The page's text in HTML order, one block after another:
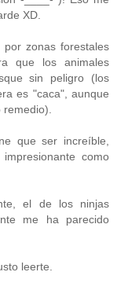
XD.
zonas forestales
que los animales
sin peligro (los
es "caca", aunque
que ser increíble,
como
el de los ninjas
me ha parecido
leerte.